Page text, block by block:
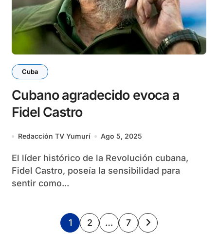
Cuba
Cubano agradecido evoca a
Fidel Castro
Redacción TV Yumurí Ago 5, 2025
El líder histórico de la Revolución cubana,
Fidel Castro, poseía la sensibilidad para
sentir como...
Paginación
1 2 … 7